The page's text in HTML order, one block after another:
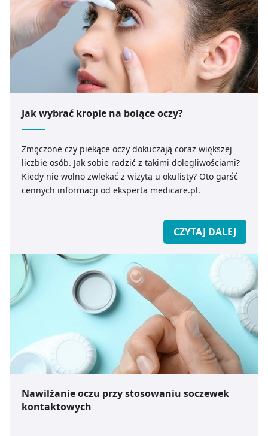
Jak wybrać krople na bolące oczy?
Zmęczone czy piekące oczy dokuczają coraz większej
liczbie osób. Jak sobie radzić z takimi dolegliwościami?
Kiedy nie wolno zwlekać z wizytą u okulisty? Oto garść
cennych informacji od eksperta medicare.pl.
CZYTAJ DALEJ
Nawilżanie oczu przy stosowaniu soczewek
kontaktowych